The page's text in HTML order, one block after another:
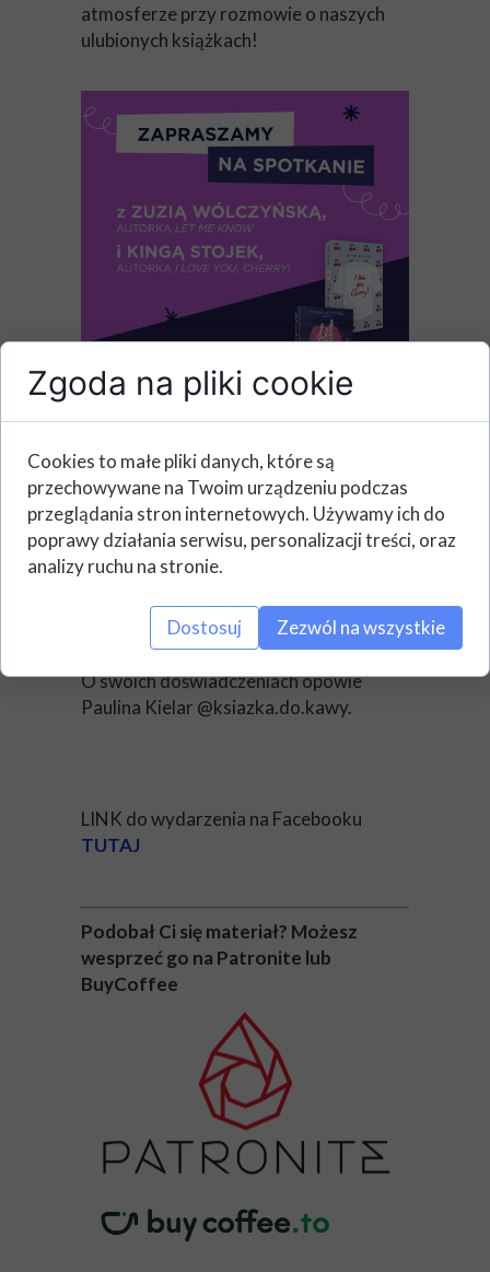
atmosferze przy rozmowie o naszych
ulubionych książkach!
Rozmowę poprowadzi Wioleta
Sadowska. Będzie oczywiście okazja do
pamiątkowych zdjęć z autorkami i
wzięcia autografów.
Po spotkaniu planujemy dodatkową
komponowania zdjęć i filmów na social
O swoich doświadczeniach opowie
Paulina Kielar @ksiazka.do.kawy.
LINK do wydarzenia na Facebooku
TUTAJ
Podobał Ci się materiał? Możesz
wesprzeć go na Patronite lub
BuyCoffee
Zgoda na pliki cookie
Cookies to małe pliki danych, które są
przechowywane na Twoim urządzeniu podczas
przeglądania stron internetowych. Używamy ich do
poprawy działania serwisu, personalizacji treści, oraz
analizy ruchu na stronie.
Dostosuj Zezwól na wszystkie